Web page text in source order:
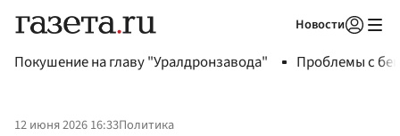
Новости
Покушение на главу "Уралдронзавода" Проблемы с
12 июня 2026 16:33Политика